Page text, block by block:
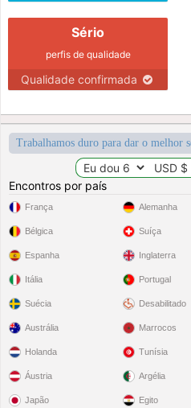
Sério
perfis de qualidade
Qualidade confirmada
Trabalhamos duro para dar o melhor
Encontros por país
França
Bélgica
Espanha
Itália
Suécia
Alemanha
Suíça
Inglaterra
Portugal
Desabilitado
Austrália
Holanda
Áustria
Japão
Marrocos
Tunísia
Argélia
Egito